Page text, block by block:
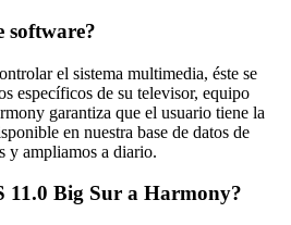
software?
el sistema multimedia, éste se
específicos de su televisor, equipo
garantiza que el usuario tiene la
en nuestra base de datos de
y ampliamos a diario.
11.0 Big Sur a Harmony?